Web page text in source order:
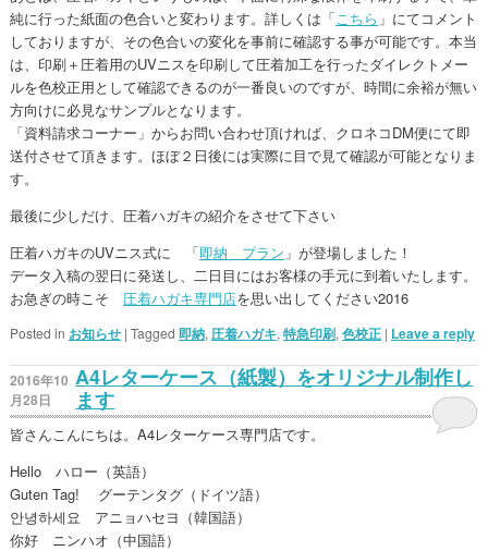
純に行った紙面の色合いと変わります。詳しくは「こちら 」にてコメント
しておりますが、その色合いの変化を事前に確認する事が可能です。本当
は、印刷＋圧着用のUVニスを印刷して圧着加工を行ったダイレクトメー
ルを色校正用として確認できるのが一番良いのですが、時間に余裕が無い
方向けに必見なサンプルとなります。
「資料請求コーナー」からお問い合わせ頂ければ、クロネコDM便にて即
送付させて頂きます。ほぼ２日後には実際に目で見て確認が可能となりま
す。
最後に少しだけ、圧着ハガキの紹介をさせて下さい
圧着ハガキのUVニス式に 「即納 プラン 」が登場しました！
データ入稿の翌日に発送し、二日目にはお客様の手元に到着いたします。
お急ぎの時こそ 圧着ハガキ専門店を思い出してください2016
Posted in お知らせ | Tagged 即納,圧着ハガキ,特急印刷,色校正 | Leave a reply
A4レターケース（紙製）をオリジナル制作し
ます
2016年10
月28日
皆さんこんにちは。A4レターケース専門店です。
Hello ハロー（英語）
Guten Tag! グーテンタグ（ドイツ語）
안녕하세요 アニョハセヨ（韓国語）
你好 ニンハオ（中国語）